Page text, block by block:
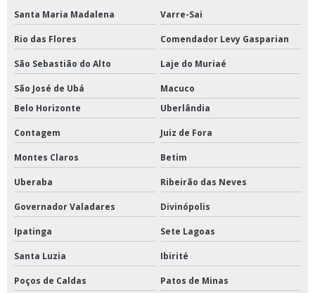
Santa Maria Madalena Varre-Sai
Rio das Flores Comendador Levy Gasparian
São Sebastião do Alto Laje do Muriaé
São José de Ubá
Macuco
Belo Horizonte
Uberlândia
Contagem Juiz de Fora
Montes Claros Betim
Uberaba Ribeirão das Neves
Governador Valadares Divinópolis
Ipatinga Sete Lagoas
Santa Luzia Ibirité
Poços de Caldas Patos de Minas